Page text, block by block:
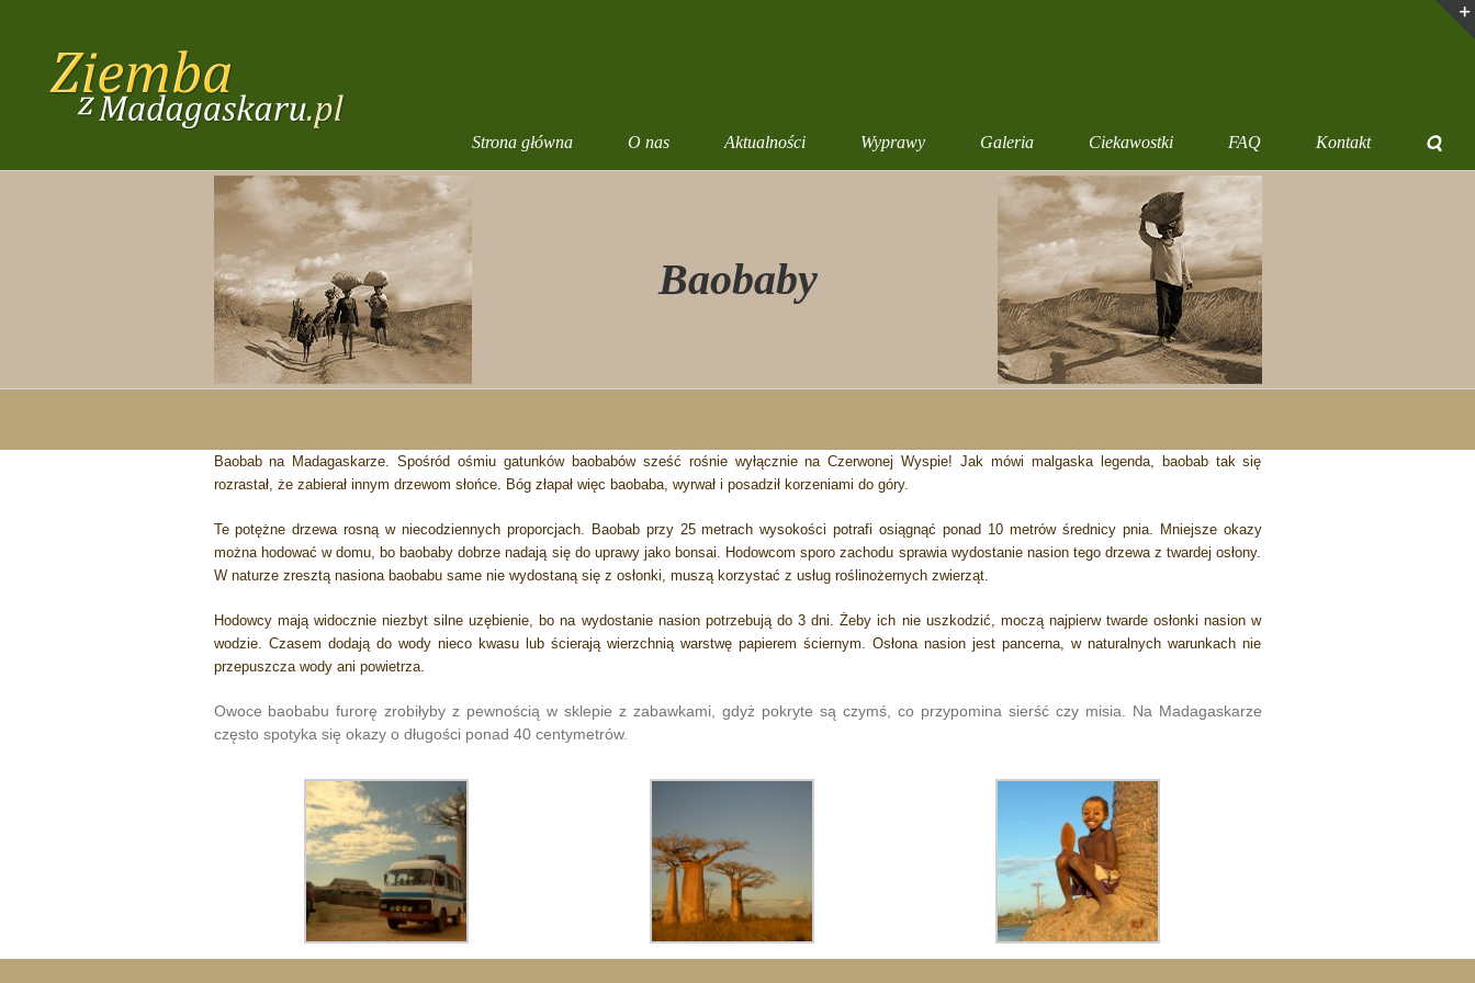
zawartości
Strona główna O nas Aktualności Wyprawy Galeria Ciekawostki FAQ Kontakt
Baobaby
Baobab na Madagaskarze. Spośród ośmiu gatunków baobabów sześć rośnie wyłącznie na Czerwonej Wyspie! Jak mówi malgaska legenda, baobab tak się
rozrastał, że zabierał innym drzewom słońce. Bóg złapał więc baobaba, wyrwał i posadził korzeniami do góry.
Te potężne drzewa rosną w niecodziennych proporcjach. Baobab przy 25 metrach wysokości potrafi osiągnąć ponad 10 metrów średnicy pnia. Mniejsze okazy
można hodować w domu, bo baobaby dobrze nadają się do uprawy jako bonsai. Hodowcom sporo zachodu sprawia wydostanie nasion tego drzewa z twardej osłony.
W naturze zresztą nasiona baobabu same nie wydostaną się z osłonki, muszą korzystać z usług roślinożernych zwierząt.
Hodowcy mają widocznie niezbyt silne uzębienie, bo na wydostanie nasion potrzebują do 3 dni. Żeby ich nie uszkodzić, moczą najpierw twarde osłonki nasion w
wodzie. Czasem dodają do wody nieco kwasu lub ścierają wierzchnią warstwę papierem ściernym. Osłona nasion jest pancerna, w naturalnych warunkach nie
przepuszcza wody ani powietrza.
Owoce baobabu furorę zrobiłyby z pewnością w sklepie z zabawkami, gdyż pokryte są czymś, co przypomina sierść czy misia. Na Madagaskarze
często spotyka się okazy o długości ponad 40 centymetrów.